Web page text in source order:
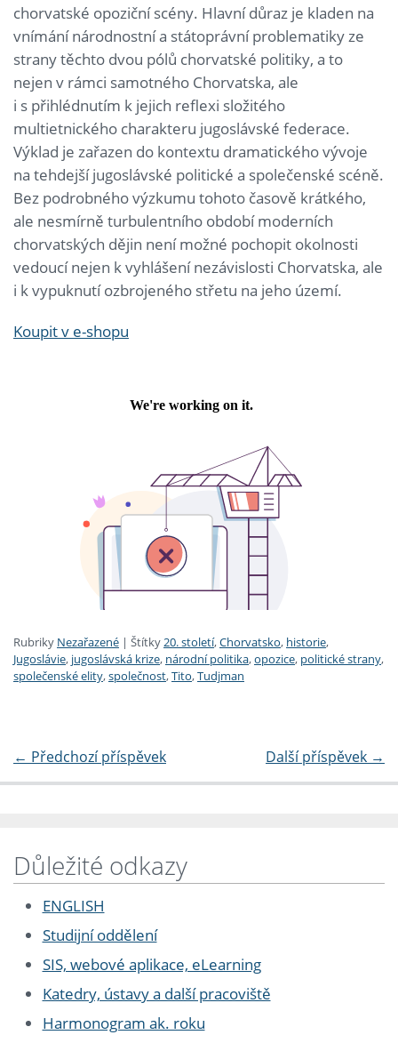
chorvatské opoziční scény. Hlavní důraz je kladen na
vnímání národnostní a státoprávní problematiky ze
strany těchto dvou pólů chorvatské politiky, a to
nejen v rámci samotného Chorvatska, ale
i s přihlédnutím k jejich reflexi složitého
multietnického charakteru jugoslávské federace.
Výklad je zařazen do kontextu dramatického vývoje
na tehdejší jugoslávské politické a společenské scéně.
Bez podrobného výzkumu tohoto časově krátkého,
ale nesmírně turbulentního období moderních
chorvatských dějin není možné pochopit okolnosti
vedoucí nejen k vyhlášení nezávislosti Chorvatska, ale
i k vypuknutí ozbrojeného střetu na jeho území.
Koupit v e-shopu
Rubriky Nezařazené | Štítky20. století,Chorvatsko, historie,
Jugoslávie, jugoslávská krize, národní politika,opozice, politické strany,
společenské elity,společnost,Tito,Tudjman
← Předchozí příspěvek Další příspěvek →
Důležité odkazy
ENGLISH
Studijní oddělení
SIS, webové aplikace, eLearning
Katedry, ústavy a další pracoviště
Harmonogram ak. roku